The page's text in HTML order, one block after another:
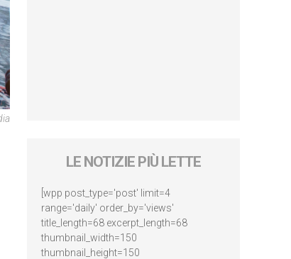
LE NOTIZIE PIÙ LETTE
[wpp post_type='post' limit=4
range='daily' order_by='views'
title_length=68 excerpt_length=68
thumbnail_width=150
thumbnail_height=150